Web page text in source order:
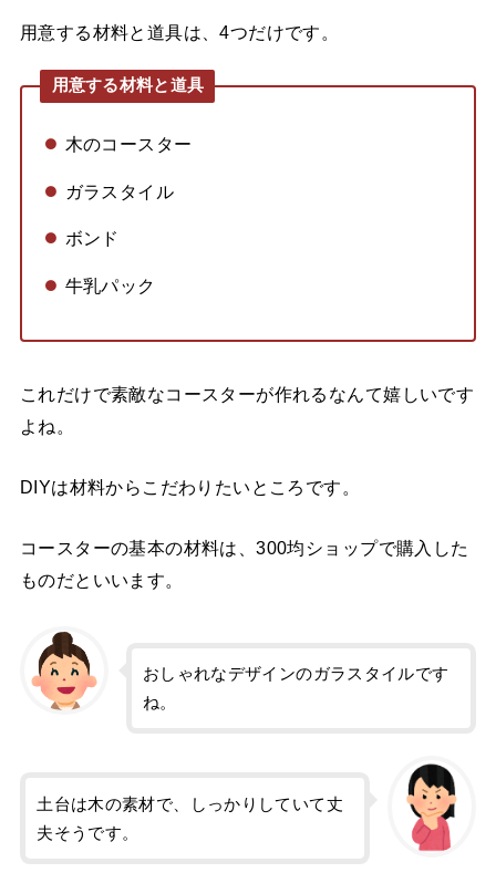
用意する材料と道具は、4つだけです。
用意する材料と道具
木のコースター
ガラスタイル
ボンド
牛乳パック
これだけで素敵なコースターが作れるなんて嬉しいです
よね。
DIYは材料からこだわりたいところです。
コースターの基本の材料は、300均ショップで購入した
ものだといいます。
おしゃれなデザインのガラスタイルです
ね。
土台は木の素材で、しっかりしていて丈
夫そうです。